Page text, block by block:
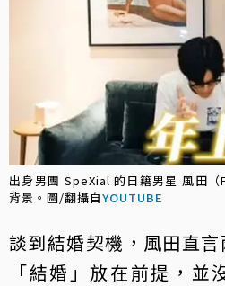
出身男團 SpeXial 的日籍男星 風田
背景。圖/翻攝自YOUTUBE
談到結婚契機，風田直
「結婚」放在前提，並